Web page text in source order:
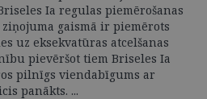
Ia regulas piemērošanas
gaismā ir piemērots
uz eksekvatūras atcelšanas
pievēršot tiem Briseles Ia
pilnīgs viendabīgums ar
panākts. ...